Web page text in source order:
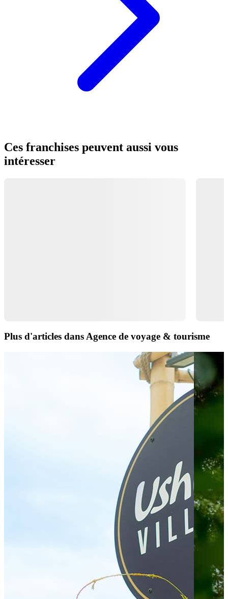
Ces franchises peuvent aussi vous
intéresser
Plus d'articles dans Agence de voyage & tourisme